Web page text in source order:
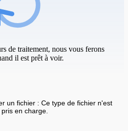
de traitement, nous vous ferons
il est prêt à voir.
un fichier : Ce type de fichier n'est
pris en charge.